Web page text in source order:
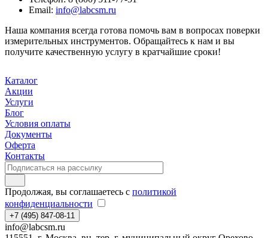
Email: info@labcsm.ru
Наша компания всегда готова помочь вам в вопросах поверки
измерительных инструментов. Обращайтесь к нам и вы
получите качественную услугу в кратчайшие сроки!
Каталог
Акции
Услуги
Блог
Условия оплаты
Документы
Оферта
Контакты
Продолжая, вы соглашаетесь с политикой
конфиденциальности
+7 (495) 847-08-11
info@labcsm.ru